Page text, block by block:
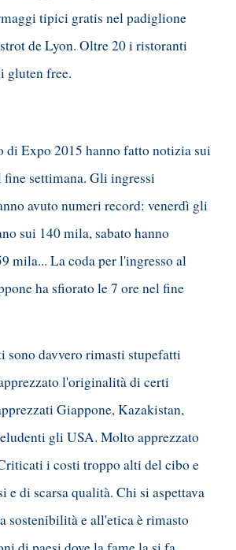
tipici gratis nel padiglione
de Lyon. Oltre 20 i ristoranti
gluten free.
Expo 2015 hanno fatto notizia sui
settimana. Gli ingressi
avuto numeri record: venerdì gli
sui 140 mila, sabato hanno
mila... La coda per l'ingresso al
ha sfiorato le 7 ore nel fine
sono davvero rimasti stupefatti
l'originalità di certi
Giappone, Kazakistan,
gli USA. Molto apprezzato
i costi troppo alti del cibo e
e di scarsa qualità. Chi si aspettava
sostenibilità e all'etica è rimasto